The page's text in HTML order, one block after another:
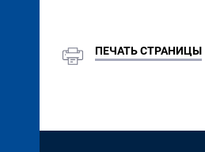
ПЕЧАТЬ СТРАНИЦЫ